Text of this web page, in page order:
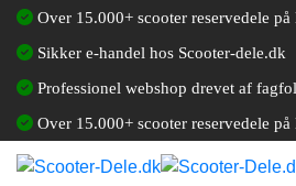
Fortsæt
indhold
Over 15.000+ scooter reservedele på
Sikker e-handel hos Scooter-dele.dk
Professionel webshop drevet af
Over 15.000+ scooter reservedele på